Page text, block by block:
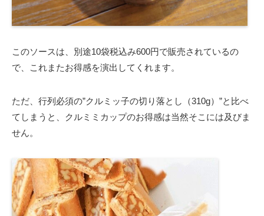
このソースは、別途10袋税込み600円で販売されているの
で、これまたお得感を演出してくれます。
ただ、行列必須の”クルミッ子の切り落とし（310g）”と比べ
てしまうと、クルミミカップのお得感は当然そこには及びま
せん。